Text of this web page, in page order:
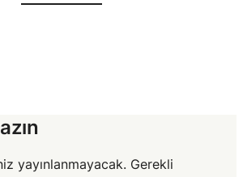
yayınlanmayacak. Gerekli